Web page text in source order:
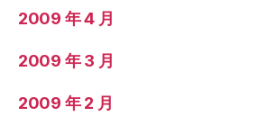
2009 年 4 月
2009 年 3 月
2009 年 2 月